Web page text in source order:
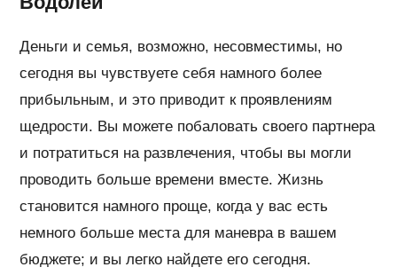
Деньги и семья, возможно, несовместимы, но
сегодня вы чувствуете себя намного более
прибыльным, и это приводит к проявлениям
щедрости. Вы можете побаловать своего партнера
и потратиться на развлечения, чтобы вы могли
проводить больше времени вместе. Жизнь
становится намного проще, когда у вас есть
немного больше места для маневра в вашем
бюджете; и вы легко найдете его сегодня.